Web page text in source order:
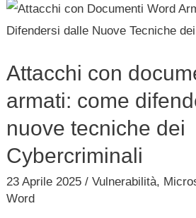
Attacchi con
armati: come
nuove tecniche dei
Cybercriminali
23 Aprile 2025/Vulnerabilità,
Word
Attacchi
con
Word
armati:
difendersi
dalle
nuove
tecniche